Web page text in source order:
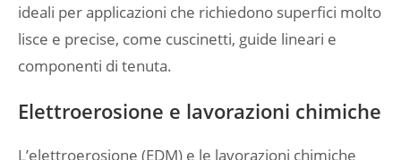
ideali per applicazioni che richiedono superfici molto
lisce e precise, come cuscinetti, guide lineari e
componenti di tenuta.
Elettroerosione e lavorazioni chimiche
L’elettroerosione (EDM) e le lavorazioni chimiche